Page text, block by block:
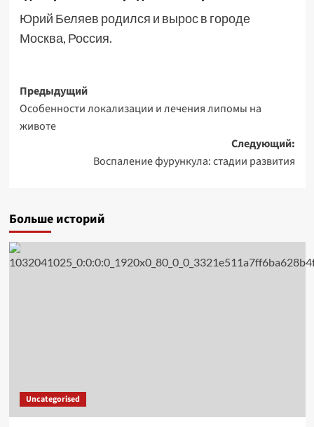
Юрий Беляев родился и вырос в городе
Москва, Россия.
Навигация
записи
Предыдущий
Особенности локализации и лечения липомы на
животе
Следующий:
Воспаление фурункула: стадии развития
Больше историй
Uncategorised